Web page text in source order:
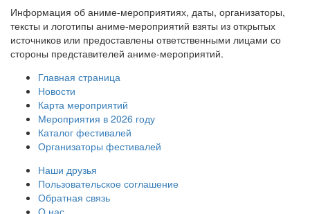
Информация об аниме-мероприятиях, даты, организаторы,
тексты и логотипы аниме-мероприятий взяты из открытых
источников или предоставлены ответственными лицами со
стороны представителей аниме-мероприятий.
Главная страница
Новости
Карта мероприятий
Мероприятия в 2026 году
Каталог фестивалей
Организаторы фестивалей
Наши друзья
Пользовательское соглашение
Обратная связь
О нас